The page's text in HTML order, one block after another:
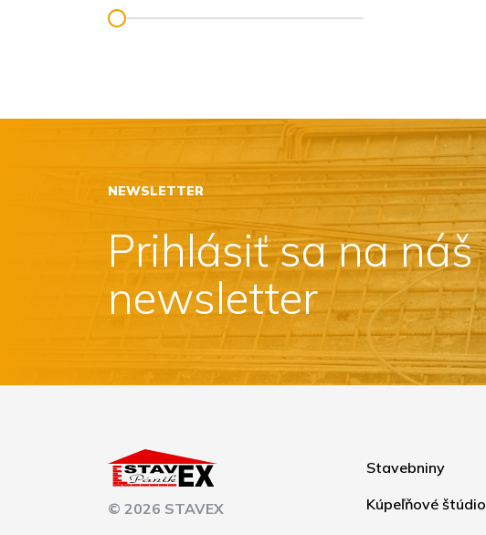
NEWSLETTER
Prihlásiť sa na náš
newsletter
© 2026 STAVEX
Stavebniny
Kúpeľňové štúdio